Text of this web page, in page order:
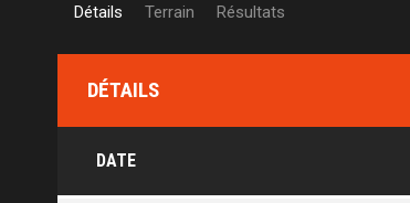
Détails Terrain Résultats
DÉTAILS
DATE